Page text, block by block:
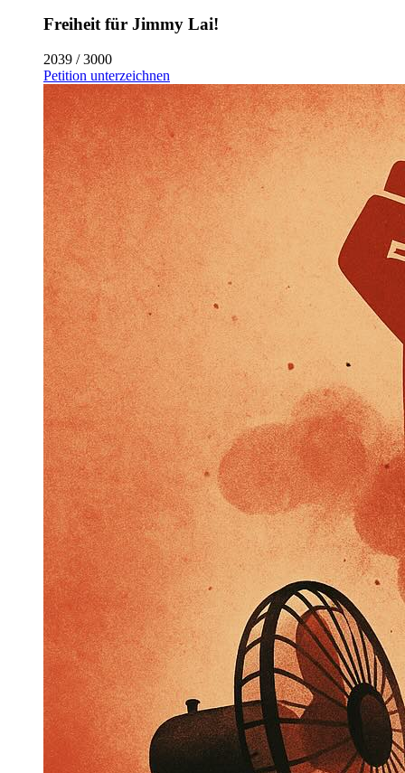
Freiheit für Jimmy Lai!
2039 / 3000
Petition unterzeichnen